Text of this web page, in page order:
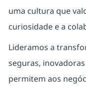
uma cultura que
curiosidade e a
Lideramos a
seguras,
permitem aos